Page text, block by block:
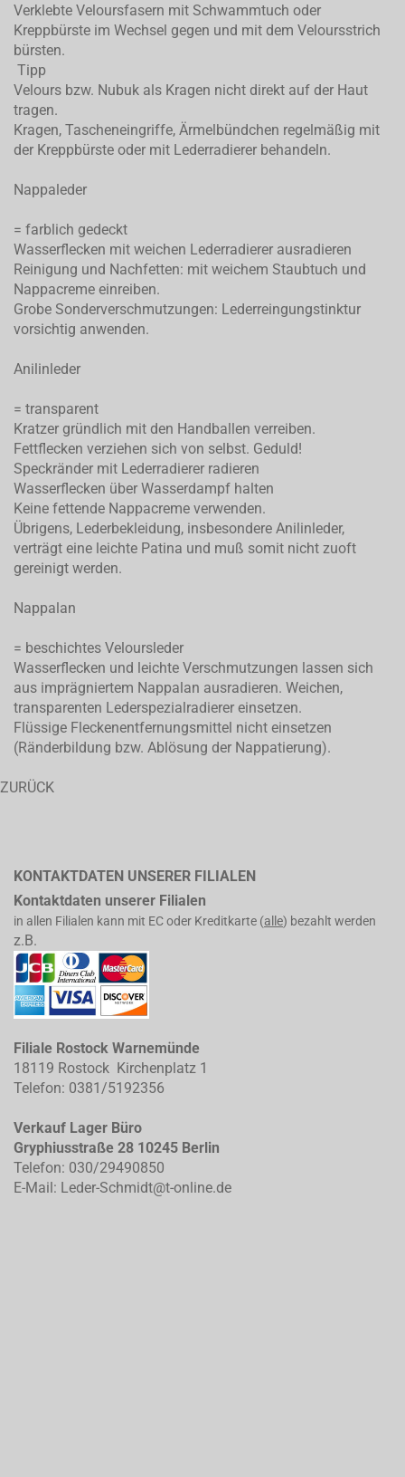
Verklebte Veloursfasern mit Schwammtuch oder
Kreppbürste im Wechsel gegen und mit dem Veloursstrich
bürsten.
Tipp
Velours bzw. Nubuk als Kragen nicht direkt auf der Haut
tragen.
Kragen, Tascheneingriffe, Ärmelbündchen regelmäßig mit
der Kreppbürste oder mit Lederradierer behandeln.
Nappaleder
= farblich gedeckt
Wasserflecken mit weichen Lederradierer ausradieren
Reinigung und Nachfetten: mit weichem Staubtuch und
Nappacreme einreiben.
Grobe Sonderverschmutzungen: Lederreingungstinktur
vorsichtig anwenden.
Anilinleder
= transparent
Kratzer gründlich mit den Handballen verreiben.
Fettflecken verziehen sich von selbst. Geduld!
Speckränder mit Lederradierer radieren
Wasserflecken über Wasserdampf halten
Keine fettende Nappacreme verwenden.
Übrigens, Lederbekleidung, insbesondere Anilinleder,
verträgt eine leichte Patina und muß somit nicht zuoft
gereinigt werden.
Nappalan
= beschichtes Veloursleder
Wasserflecken und leichte Verschmutzungen lassen sich
aus imprägniertem Nappalan ausradieren. Weichen,
transparenten Lederspezialradierer einsetzen.
Flüssige Fleckenentfernungsmittel nicht einsetzen
(Ränderbildung bzw. Ablösung der Nappatierung).
ZURÜCK
KONTAKTDATEN UNSERER FILIALEN
Kontaktdaten unserer Filialen
in allen Filialen kann mit EC oder Kreditkarte (alle) bezahlt werden
z.B.
Filiale Rostock Warnemünde
18119 Rostock Kirchenplatz 1
Telefon: 0381/5192356
Verkauf Lager Büro
Gryphiusstraße 28 10245 Berlin
Telefon: 030/29490850
E-Mail: Leder-Schmidt@t-online.de